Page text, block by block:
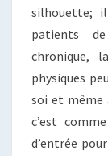
silhouette;
patients
chronique,
physiques
soi et même
c’est
d’entrée